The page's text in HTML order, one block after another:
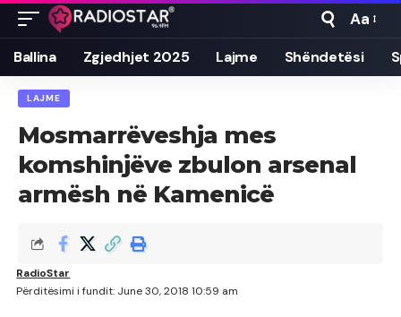
Font
Resizer
Aa
Ballina Zgjedhjet 2025 Lajme Shëndetësi
LAJME
Mosmarrëveshja mes
komshinjëve zbulon arsenal
armësh në Kamenicë
Përditësimi i fundit: June 30, 2018 10:59 am
RadioStar